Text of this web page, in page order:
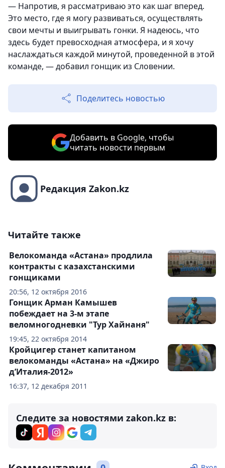
— Напротив, я рассматриваю это как шаг вперед.
Это место, где я могу развиваться, осуществлять
свои мечты и выигрывать гонки. Я надеюсь, что
здесь будет превосходная атмосфера, и я хочу
наслаждаться каждой минутой, проведенной в этой
команде, — добавил гонщик из Словении.
Поделитесь новостью
Добавить в Google, чтобы
читать новости первым
Редакция Zakon.kz
Читайте также
20:56, 12 октября 2016
Велокоманда «Астана» продлила
контракты с казахстанскими
гонщиками
19:45, 22 октября 2014
Гонщик Арман Камышев
побеждает на 3-м этапе
веломногодневки "Тур Хайнаня"
16:37, 12 декабря 2011
Кройцигер станет капитаном
велокоманды «Астана» на «Джиро
д’Италия-2012»
Следите за новостями zakon.kz в: